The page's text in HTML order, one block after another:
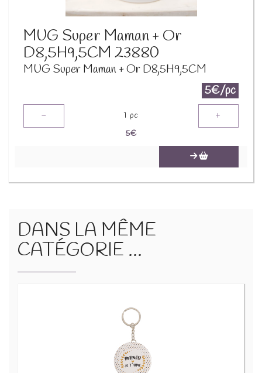
MUG Super Maman + Or
D8,5H9,5CM 23880
MUG Super Maman + Or D8,5H9,5CM
5€/pc
- 1 pc +
5€
DANS LA MÊME
CATÉGORIE ...